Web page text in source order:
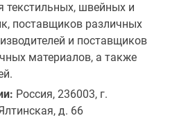
текстильных, швейных и
поставщиков различных
и поставщиков
материалов, а также
Россия, 236003, г.
д. 66